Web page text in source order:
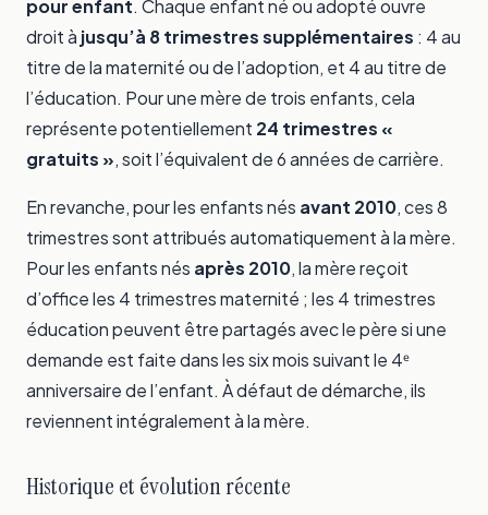
pour enfant. Chaque enfant né ou adopté ouvre
droit à jusqu’à 8 trimestres supplémentaires : 4 au
titre de la maternité ou de l’adoption, et 4 au titre de
l’éducation. Pour une mère de trois enfants, cela
représente potentiellement 24 trimestres «
gratuits », soit l’équivalent de 6 années de carrière.
En revanche, pour les enfants nés avant 2010, ces 8
trimestres sont attribués automatiquement à la mère.
Pour les enfants nés après 2010, la mère reçoit
d’office les 4 trimestres maternité ; les 4 trimestres
éducation peuvent être partagés avec le père si une
demande est faite dans les six mois suivant le 4ᵉ
anniversaire de l’enfant. À défaut de démarche, ils
reviennent intégralement à la mère.
Historique et évolution récente